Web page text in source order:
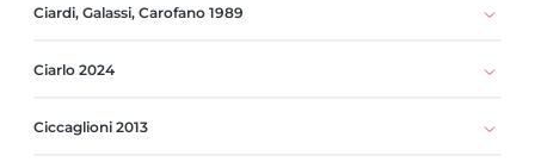
Ciardi, Galassi, Carofano 1989
Ciarlo 2024
Ciccaglioni 2013